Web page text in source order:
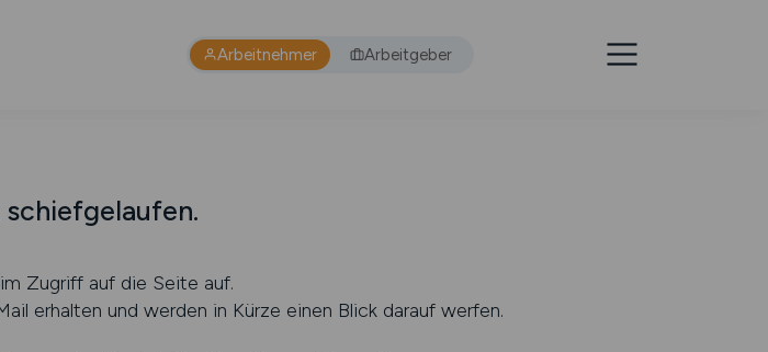
Arbeitnehmer Arbeitgeber
schiefgelaufen.
Zugriff auf die Seite auf.
erhalten und werden in Kürze einen Blick darauf werfen.